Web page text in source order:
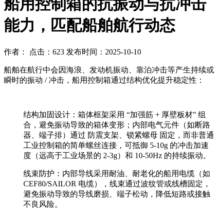
船用控制箱的抗振动与抗冲击
能力，匹配船舶航行动态
作者： 点击：623 发布时间：2025-10-10
船舶在航行中会因海浪、发动机振动、靠泊冲击等产生持续或
瞬时的振动 / 冲击，船用控制箱通过结构优化提升稳定性：
结构加固设计：箱体框架采用 “加强筋 + 厚壁板材” 组
合，避免振动导致的箱体变形；内部电气元件（如断路
器、端子排）通过 防震支架、锁紧螺母 固定，而非普通
工业控制箱的简单螺丝连接，可抵御 5-10g 的冲击加速
度（远高于工业场景的 2-3g）和 10-50Hz 的持续振动。
线束防护：内部导线采用耐油、耐老化的船用电缆（如
CEF80/SAILOR 电缆），线束通过波纹管或线槽固定，
避免振动导致的导线磨损、端子松动，降低短路或接触
不良风险。